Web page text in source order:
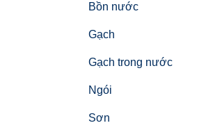
Bồn nước
Gạch
Gạch trong nước
Ngói
Sơn